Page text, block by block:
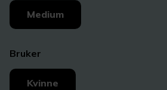
Medium
Bruker
Kvinne